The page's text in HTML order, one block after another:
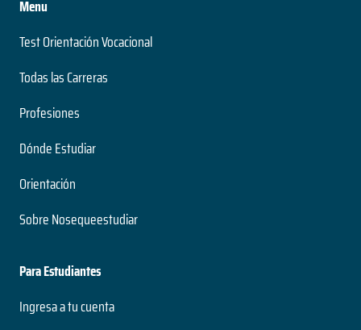
Menu
Test Orientación Vocacional
Todas las Carreras
Profesiones
Dónde Estudiar
Orientación
Sobre Nosequeestudiar
Para Estudiantes
Ingresa a tu cuenta